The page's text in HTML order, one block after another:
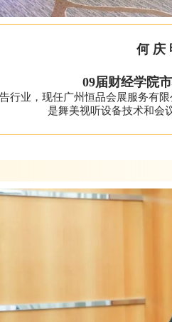
何 庆
09届财经学院
行业，现任广州恒品会展服务有
是舞美视听设备技术和会